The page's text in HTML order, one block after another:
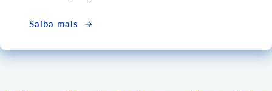
Saiba mais